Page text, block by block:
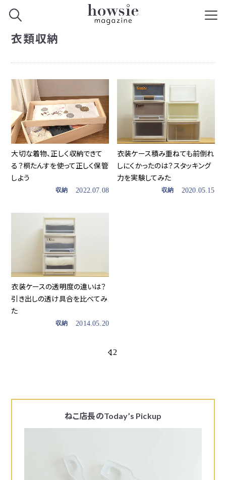
衣類収納
大切な着物、正しく収納できて
る？桐たんすを使って正しく保管
しよう
収納 2022.07.08
衣装ケース積み重ねても前倒れ
しにくかったのは？スタッキング
力を実験してみた
収納 2020.05.15
衣装ケースの透明度の違いは？
引き出しの透け具合を比べてみ
た
収納 2014.05.20
12
ねこ店長のToday’s Pickup